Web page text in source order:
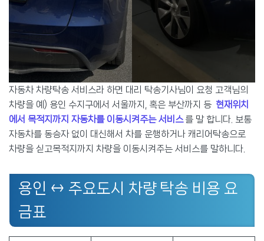
자동차 차량탁송 서비스라 하면 대리 탁송기사님이 요청 고객님의
차량을 예) 용인 수지구에서 서울까지, 혹은 부산까지 등 현재위치
에서 목적지까지 자동차를 이동시켜주는 서비스 를 말 합니다. 보통
자동차를 동승자 없이 대신해서 차를 운행하거나 캐리어탁송으로
차량을 싣고목적지까지 차량을 이동시켜주는 서비스를 말하니다.
용인 ↔ 주요도시 차량 탁송 비용 요
금표